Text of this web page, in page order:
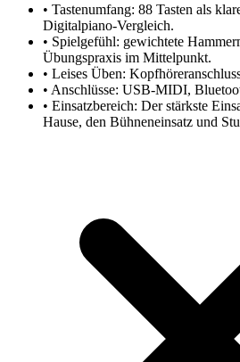
• Tastenumfang: 88 Tasten als
Digitalpiano-Vergleich.
• Spielgefühl: gewichtete
Übungspraxis im Mittelpunkt.
• Leises Üben:
• Anschlüsse: USB-MIDI,
• Einsatzbereich: Der stärkste
Hause, den Bühneneinsatz und